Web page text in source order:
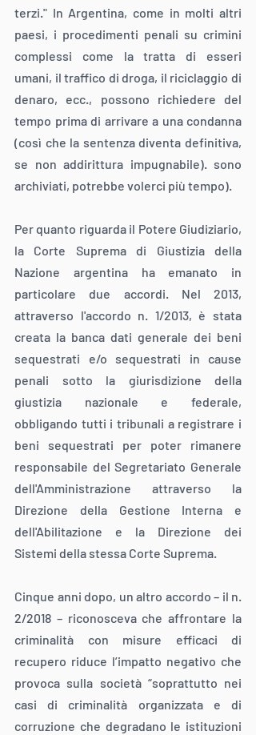
terzi." In Argentina, come in molti altri
paesi, i procedimenti penali su crimini
complessi come la tratta di esseri
umani, il traffico di droga, il riciclaggio di
denaro, ecc., possono richiedere del
tempo prima di arrivare a una condanna
(così che la sentenza diventa definitiva,
se non addirittura impugnabile). sono
archiviati, potrebbe volerci più tempo).
Per quanto riguarda il Potere Giudiziario,
la Corte Suprema di Giustizia della
Nazione argentina ha emanato in
particolare due accordi. Nel 2013,
attraverso l'accordo n. 1/2013, è stata
creata la banca dati generale dei beni
sequestrati e/o sequestrati in cause
penali sotto la giurisdizione della
giustizia nazionale e federale,
obbligando tutti i tribunali a registrare i
beni sequestrati per poter rimanere
responsabile del Segretariato Generale
dell'Amministrazione attraverso la
Direzione della Gestione Interna e
dell'Abilitazione e la Direzione dei
Sistemi della stessa Corte Suprema.
Cinque anni dopo, un altro accordo – il n.
2/2018 – riconosceva che affrontare la
criminalità con misure efficaci di
recupero riduce l’impatto negativo che
provoca sulla società “soprattutto nei
casi di criminalità organizzata e di
corruzione che degradano le istituzioni